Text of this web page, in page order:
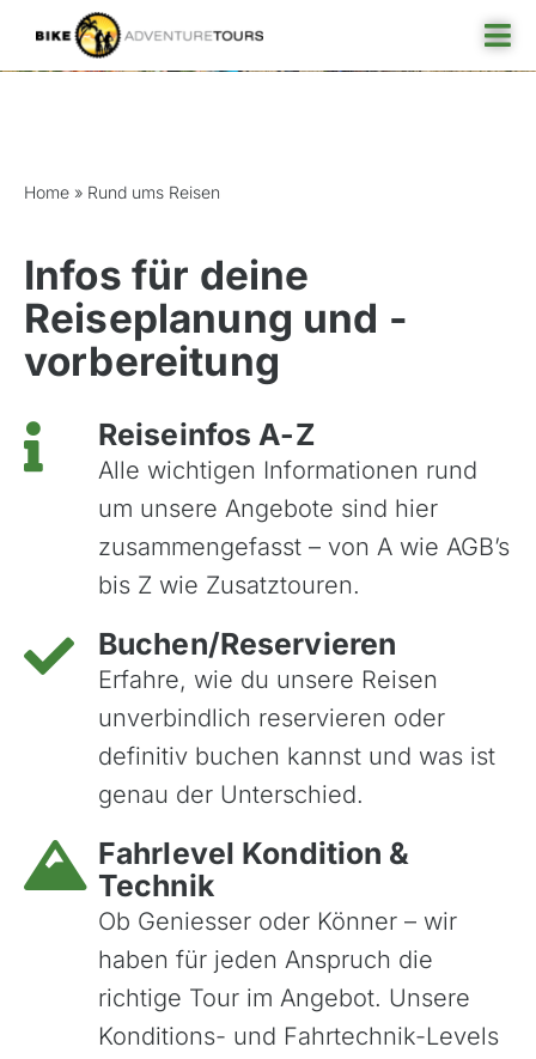
Reiseziel
Rund ums Reisen
Über uns
Home» Rund ums Reisen
Infos für deine
Reiseplanung und -
vorbereitung
Reiseinfos A-Z
Alle wichtigen Informationen rund
um unsere Angebote sind hier
zusammengefasst – von A wie AGB’s
bis Z wie Zusatztouren.
Buchen/Reservieren
Erfahre, wie du unsere Reisen
unverbindlich reservieren oder
definitiv buchen kannst und was ist
genau der Unterschied.
Fahrlevel Kondition &
Technik
Ob Geniesser oder Könner – wir
haben für jeden Anspruch die
richtige Tour im Angebot. Unsere
Konditions- und Fahrtechnik-Levels